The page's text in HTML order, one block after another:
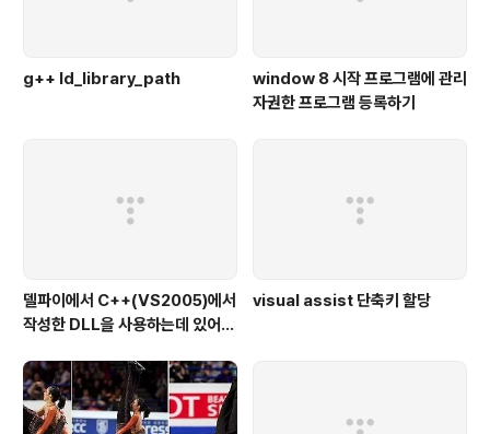
g++ ld_library_path
window 8 시작 프로그램에 관리
자권한 프로그램 등록하기
델파이에서 C++(VS2005)에서
작성한 DLL을 사용하는데 있어서
visual assist 단축키 할당